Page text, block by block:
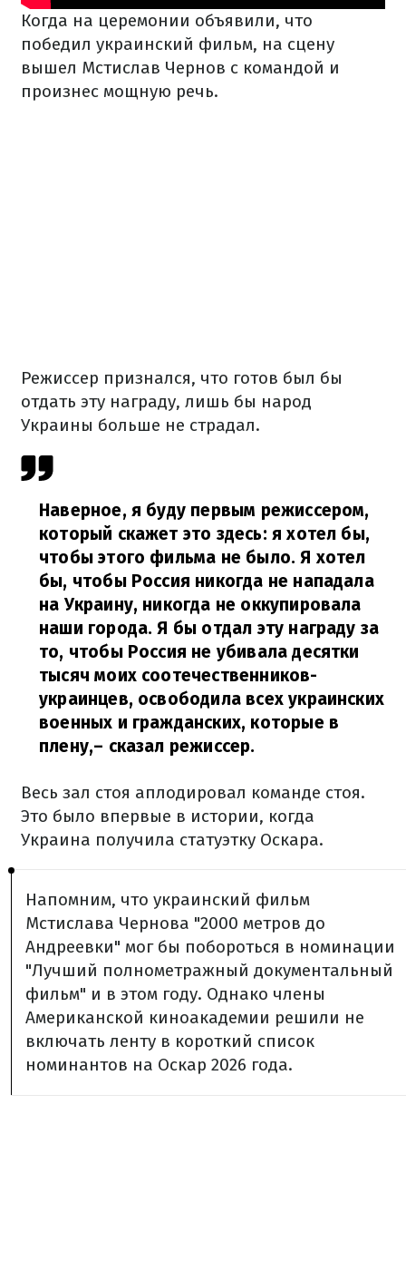
Когда на церемонии объявили, что
победил украинский фильм, на сцену
вышел Мстислав Чернов с командой и
произнес мощную речь.
Режиссер признался, что готов был бы
отдать эту награду, лишь бы народ
Украины больше не страдал.
Наверное, я буду первым режиссером,
который скажет это здесь: я хотел бы,
чтобы этого фильма не было. Я хотел
бы, чтобы Россия никогда не нападала
на Украину, никогда не оккупировала
наши города. Я бы отдал эту награду за
то, чтобы Россия не убивала десятки
тысяч моих соотечественников-
украинцев, освободила всех украинских
военных и гражданских, которые в
плену,– сказал режиссер.
Весь зал стоя аплодировал команде стоя.
Это было впервые в истории, когда
Украина получила статуэтку Оскара.
Напомним, что украинский фильм
Мстислава Чернова "2000 метров до
Андреевки" мог бы побороться в номинации
"Лучший полнометражный документальный
фильм" и в этом году. Однако члены
Американской киноакадемии решили не
включать ленту в короткий список
номинантов на Оскар 2026 года.